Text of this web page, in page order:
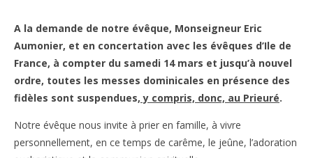
A la demande de notre évêque, Monseigneur Eric
Aumonier, et en concertation avec les évêques d’Ile de
France, à compter du samedi 14 mars et jusqu’à nouvel
ordre, toutes les messes dominicales en présence des
fidèles sont suspendues, y compris, donc, au Prieuré.
Notre évêque nous invite à prier en famille, à vivre
personnellement, en ce temps de carême, le jeûne, l’adoration